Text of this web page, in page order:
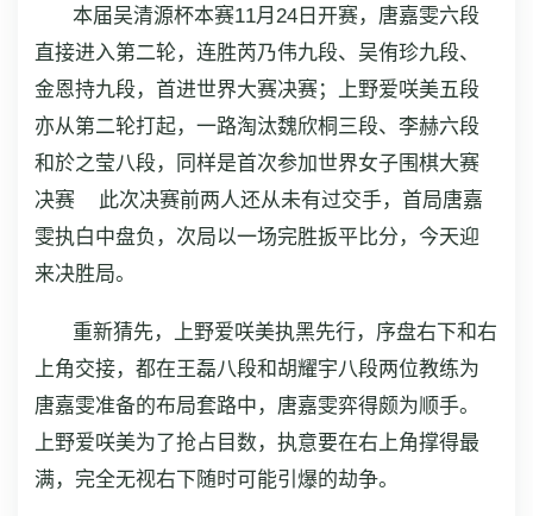
本届吴清源杯本赛11月24日开赛，唐嘉雯六段
直接进入第二轮，连胜芮乃伟九段、吴侑珍九段、
金恩持九段，首进世界大赛决赛；上野爱咲美五段
亦从第二轮打起，一路淘汰魏欣桐三段、李赫六段
和於之莹八段，同样是首次参加世界女子围棋大赛
决赛 此次决赛前两人还从未有过交手，首局唐嘉
雯执白中盘负，次局以一场完胜扳平比分，今天迎
来决胜局。
重新猜先，上野爱咲美执黑先行，序盘右下和右
上角交接，都在王磊八段和胡耀宇八段两位教练为
唐嘉雯准备的布局套路中，唐嘉雯弈得颇为顺手。
上野爱咲美为了抢占目数，执意要在右上角撑得最
满，完全无视右下随时可能引爆的劫争。